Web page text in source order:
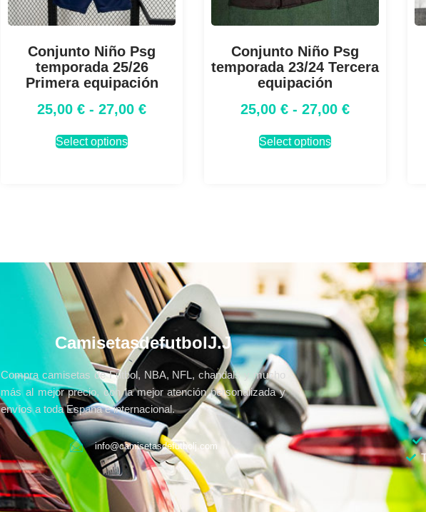
Conjunto Niño Psg
temporada 25/26
Primera equipación
25,00 € - 27,00 €
Select options
Conjunto Niño Psg
temporada 23/24 Tercera
equipación
25,00 € - 27,00 €
Select options
CamisetasdefutbolJ.J
Compra camisetas de Fútbol, NBA, NFL, chandals y mucho
más al mejor precio, con la mejor atención personalizada y
envíos a toda España e internacional.
info@camisetasdefutbolj.com